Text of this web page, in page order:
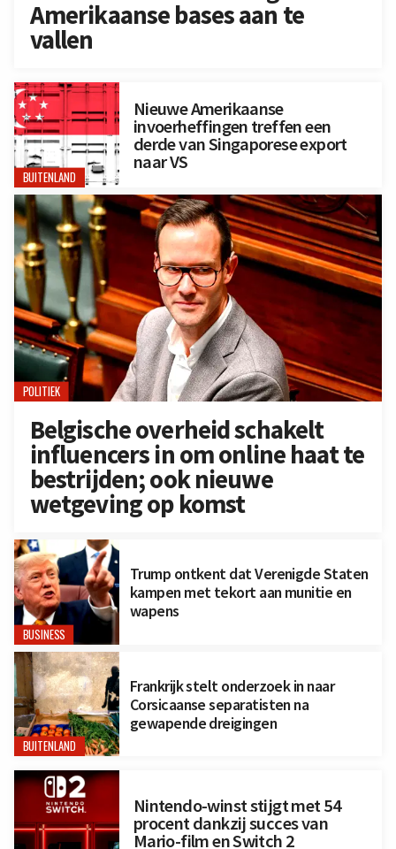
Amerikaanse bases aan te
vallen
BUITENLAND
Nieuwe Amerikaanse
invoerheffingen treffen een
derde van Singaporese export
naar VS
POLITIEK
Belgische overheid schakelt
influencers in om online haat te
bestrijden; ook nieuwe
wetgeving op komst
BUSINESS
Trump ontkent dat Verenigde Staten
kampen met tekort aan munitie en
wapens
BUITENLAND
Frankrijk stelt onderzoek in naar
Corsicaanse separatisten na
gewapende dreigingen
Nintendo-winst stijgt met 54
procent dankzij succes van
Mario-film en Switch 2